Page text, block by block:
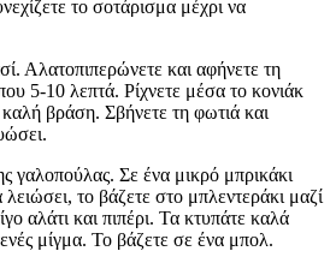
το σοτάρισμα μέχρι να
Αλατοπιπερώνετε και αφήνετε τη
5-10 λεπτά. Ρίχνετε μέσα το κονιάκ
βράση. Σβήνετε τη φωτιά και
γαλοπούλας. Σε ένα μικρό μπρικάκι
το βάζετε στο μπλεντεράκι μαζί
αλάτι και πιπέρι. Τα κτυπάτε καλά
μίγμα. Το βάζετε σε ένα μπολ.